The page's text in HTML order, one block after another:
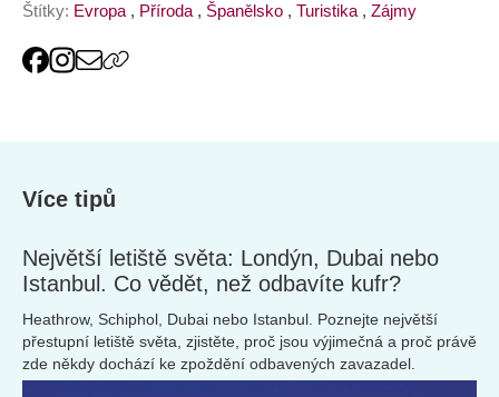
Štítky: Evropa , Příroda , Španělsko , Turistika , Zájmy
Více tipů
Největší letiště světa: Londýn, Dubai nebo
Istanbul. Co vědět, než odbavíte kufr?
Heathrow, Schiphol, Dubai nebo Istanbul. Poznejte největší
přestupní letiště světa, zjistěte, proč jsou výjimečná a proč právě
zde někdy dochází ke zpoždění odbavených zavazadel.